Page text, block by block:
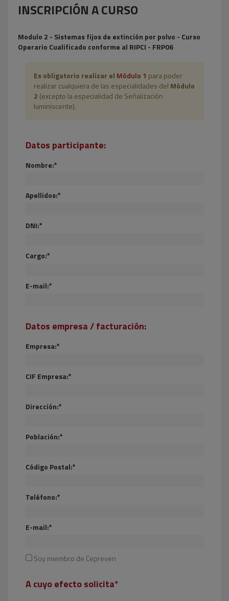
INSCRIPCIÓN A CURSO
Modulo 2 - Sistemas fijos de extinción por polvo - Curso
Operario Cualificado conforme al RIPCI - FRP06
Es obligatorio realizar el Módulo 1 para poder
realizar cualquiera de las especialidades del Módulo
2 (excepto la especialidad de Señalización
luminiscente).
Datos participante:
Nombre:*
Apellidos:*
DNI:*
Cargo:*
E-mail:*
Datos empresa / facturación:
Empresa:*
CIF Empresa:*
Dirección:*
Población:*
Código Postal:*
Teléfono:*
E-mail:*
Soy miembro de Cepreven
A cuyo efecto solicita*